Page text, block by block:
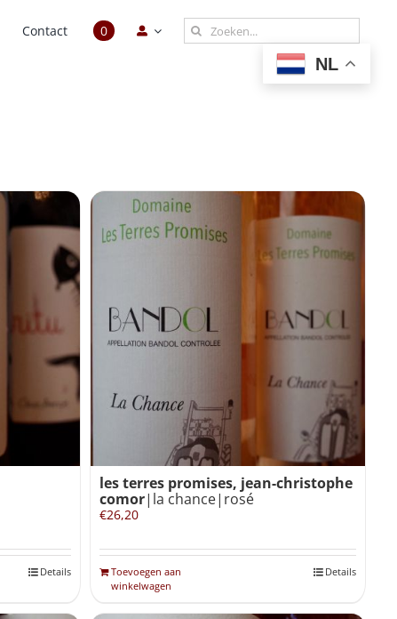
Contact 0
Zoeken
naar:
NL
Details
les terres promises, jean-christophe
comor|la chance|rosé
€26,20
Toevoegen aan
winkelwagen
Details